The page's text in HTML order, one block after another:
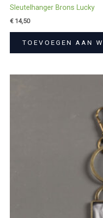
Sleutelhanger Brons Lucky
€14,50
TOEVOEGEN AAN